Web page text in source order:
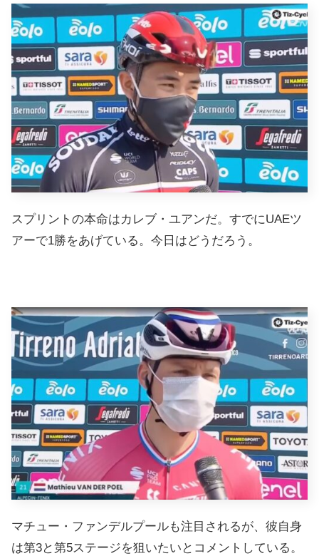
スプリントの本命はカレブ・ユアンだ。すでにUAEツ
アーで1勝をあげている。今日はどうだろう。
マチュー・ファンデルプールも注目されるが、彼自身
は第3と第5ステージを狙いたいとコメントしている。